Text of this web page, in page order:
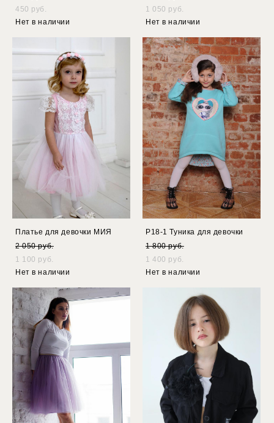
450 pуб.
Нет в наличии
1 050 pуб.
Нет в наличии
Платье для девочки МИЯ
2 050 pуб.
1 100 pуб.
Нет в наличии
Р18-1 Туника для девочки
1 800 pуб.
1 400 pуб.
Нет в наличии